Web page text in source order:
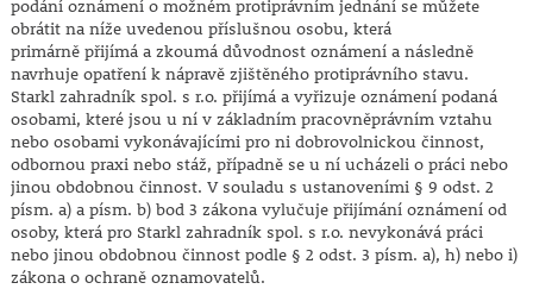
podání oznámení o možném protiprávním jednání se můžete
obrátit na níže uvedenou příslušnou osobu, která
primárně přijímá a zkoumá důvodnost oznámení a následně
navrhuje opatření k nápravě zjištěného protiprávního stavu.
Starkl zahradník spol. s r.o. přijímá a vyřizuje oznámení podaná
osobami, které jsou u ní v základním pracovněprávním vztahu
nebo osobami vykonávajícími pro ni dobrovolnickou činnost,
odbornou praxi nebo stáž, případně se u ní ucházeli o práci nebo
jinou obdobnou činnost. V souladu s ustanoveními § 9 odst. 2
písm. a) a písm. b) bod 3 zákona vylučuje přijímání oznámení od
osoby, která pro Starkl zahradník spol. s r.o. nevykonává práci
nebo jinou obdobnou činnost podle § 2 odst. 3 písm. a), h) nebo i)
zákona o ochraně oznamovatelů.